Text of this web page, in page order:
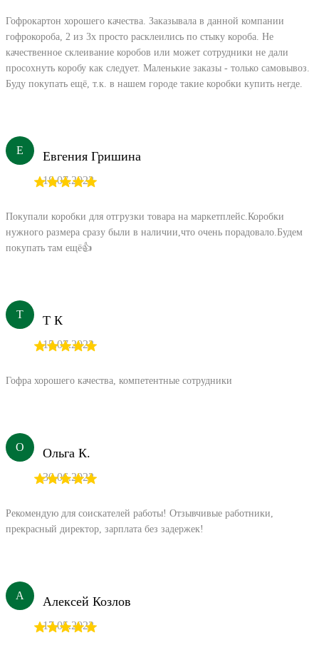
Гофрокартон хорошего качества. Заказывала в данной компании
гофрокороба, 2 из 3х просто расклеились по стыку короба. Не
качественное склеивание коробов или может сотрудники не дали
просохнуть коробу как следует. Маленькие заказы - только самовывоз.
Буду покупать ещё, т.к. в нашем городе такие коробки купить негде.
Е Евгения Гришина
18.07.2022
Покупали коробки для отгрузки товара на маркетплейс.Коробки
нужного размера сразу были в наличии,что очень порадовало.Будем
покупать там ещё👍
Т Т К
15.07.2022
Гофра хорошего качества, компетентные сотрудники
О Ольга К.
30.06.2022
Рекомендую для соискателей работы! Отзывчивые работники,
прекрасный директор, зарплата без задержек!
А Алексей Козлов
17.05.2022